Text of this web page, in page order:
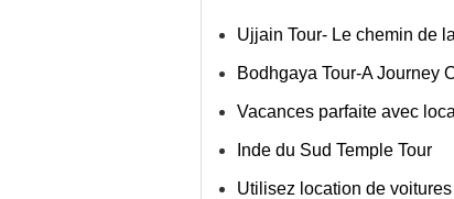
Ujjain Tour- Le chemin de
Bodhgaya Tour-A Journey
Vacances parfaite avec
Inde du Sud Temple Tour
Utilisez location de